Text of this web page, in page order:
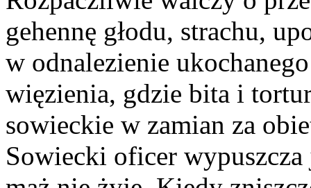
gehennę głodu, strachu,
w odnalezienie
więzienia, gdzie bita i
sowieckie w zamian za
Sowiecki oficer